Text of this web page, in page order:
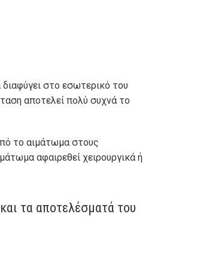
στο εσωτερικό του
αποτελεί πολύ συχνά το
το αιμάτωμα στους
αφαιρεθεί χειρουργικά ή
τα αποτελέσματά του